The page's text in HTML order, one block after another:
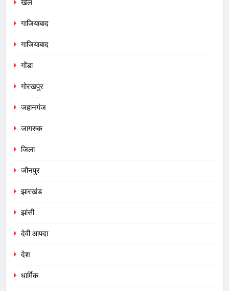
खेल
गाजियाबाद
गाजियाबाद
गोंडा
गोरखपुर
जहानगंज
जागरुक
जिला
जौनपुर
झारखंड
झांसी
देवी आपदा
देश
धार्मिक